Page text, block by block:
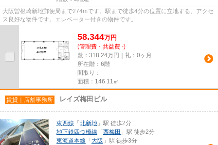
大阪曽根崎新地郵便局まで274mです。駅まで徒歩4分の位置に立地する、アクセ
ス良好な物件です。エレベーター付きの物件です。
58.344万円
(管理費・共益費 -)
敷：318.24万円｜礼：0ヶ月
所在階：6階
間取り：-
面積：146.11㎡
賃貸｜店舗事務所 レイズ梅田ビル
東西線 「 北新地 」駅 徒歩2分
地下鉄四つ橋線 「 西梅田 」駅 徒歩2分
東海道本線 「 大阪 」駅 徒歩3分